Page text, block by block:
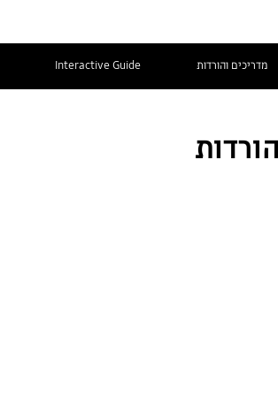
מדריכים והורדות Interactive Guide